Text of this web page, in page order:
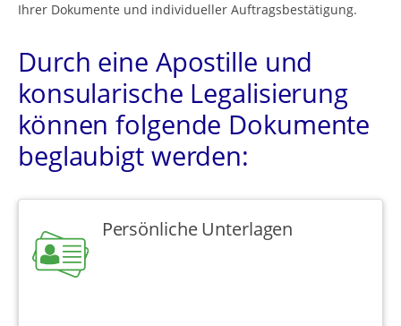
Ihrer Dokumente und individueller Auftragsbestätigung.
Durch eine Apostille und
konsularische Legalisierung
können folgende Dokumente
beglaubigt werden:
Persönliche Unterlagen